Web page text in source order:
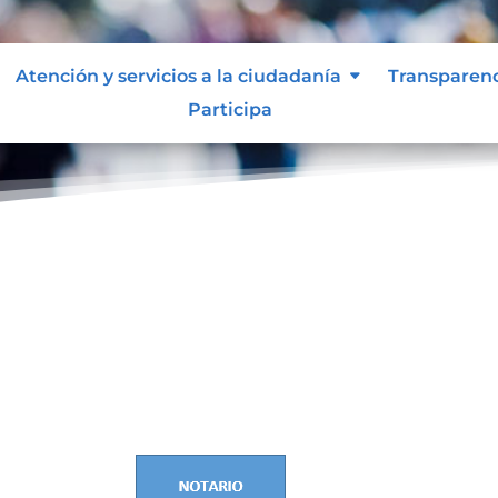
Atención y servicios a la ciudadanía
Participa